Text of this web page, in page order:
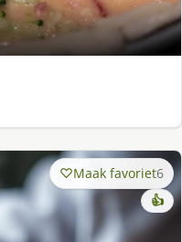
Maak favoriet6
👍